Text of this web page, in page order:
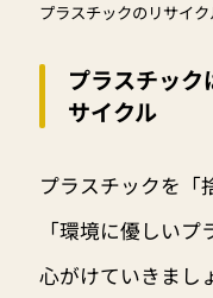
プラスチックのリサイ
プラスチック
サイクル
プラスチックを「
「環境に優しいプ
心がけていきまし